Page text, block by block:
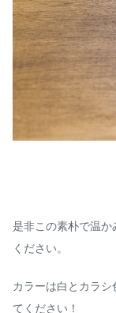
是非この素朴で温か
ください。
カラーは白とカラ
てください！